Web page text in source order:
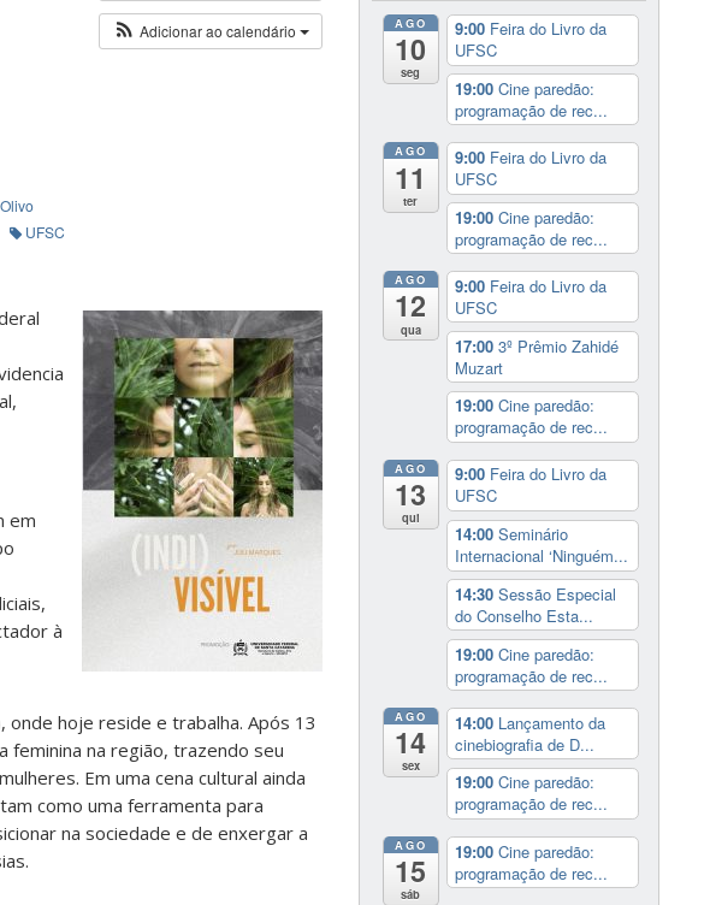
Adicionar ao calendário
UFSC
em
à
onde hoje reside e trabalha. Após 13
feminina na região, trazendo seu
Em uma cena cultural ainda
como uma ferramenta para
na sociedade e de enxergar a
AGO
10
seg
9:00 Feira do Livro da
UFSC
19:00 Cine paredão:
programação de rec...
AGO
11
ter
9:00 Feira do Livro da
UFSC
19:00 Cine paredão:
programação de rec...
AGO
12
qua
9:00 Feira do Livro da
UFSC
17:00 3º Prêmio Zahidé
Muzart
19:00 Cine paredão:
programação de rec...
AGO
13
qui
9:00 Feira do Livro da
UFSC
14:00 Seminário
Internacional ‘Ninguém...
14:30 Sessão Especial
do Conselho Esta...
19:00 Cine paredão:
programação de rec...
AGO
14
sex
14:00 Lançamento da
cinebiografia de D...
19:00 Cine paredão:
programação de rec...
AGO
15
sáb
19:00 Cine paredão:
programação de rec...